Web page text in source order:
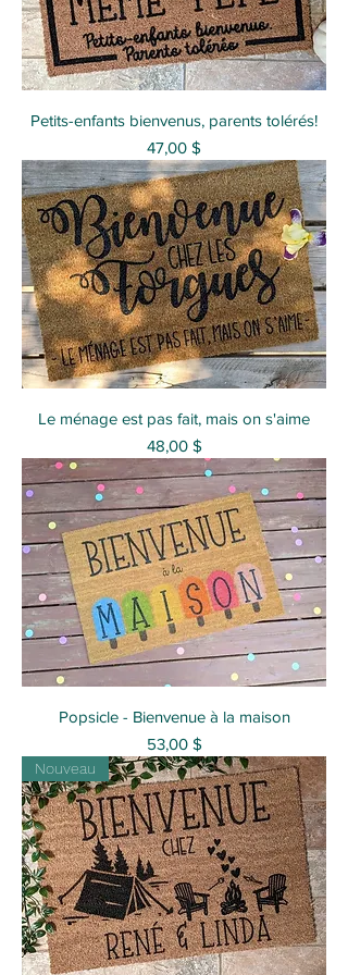
Petits-enfants bienvenus, parents tolérés!
Prix
47,00 $
Le ménage est pas fait, mais on s'aime
Prix
48,00 $
Popsicle - Bienvenue à la maison
Prix
53,00 $
Nouveau